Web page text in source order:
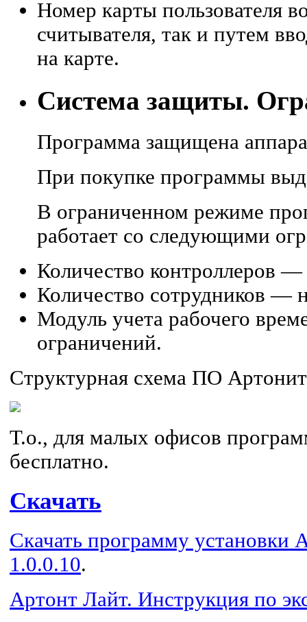
Номер карты пользователя
считывателя, так и путем
на карте.
Система защиты.
Программа защищена
При покупке программы
В ограниченном режиме
работает со следующими
Количество контроллеров —
Количество сотрудников —
Модуль учета рабочего
ограничений.
Структурная схема ПО
Т.о., для малых офисов
бесплатно.
Скачать
Скачать программу установки
1.0.0.10.
Артонт Лайт. Инструкция по